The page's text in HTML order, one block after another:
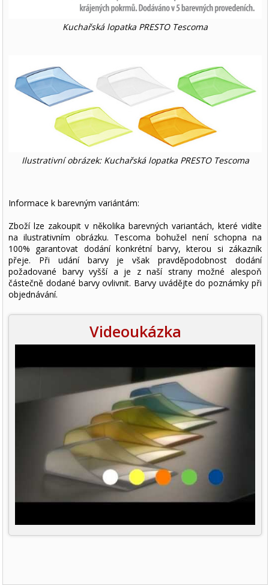
Kuchařská lopatka PRESTO Tescoma
Ilustrativní obrázek: Kuchařská lopatka PRESTO Tescoma
Informace k barevným variántám:
Zboží lze zakoupit v několika barevných variantách, které vidíte
na ilustrativním obrázku. Tescoma bohužel není schopna na
100% garantovat dodání konkrétní barvy, kterou si zákazník
přeje. Při udání barvy je však pravděpodobnost dodání
požadované barvy vyšší a je z naší strany možné alespoň
částečně dodané barvy ovlivnit. Barvy uvádějte do poznámky při
objednávání.
Videoukázka